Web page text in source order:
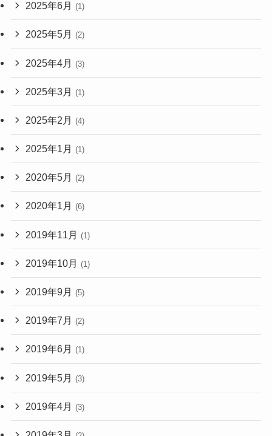
2025年6月 (1)
2025年5月 (2)
2025年4月 (3)
2025年3月 (1)
2025年2月 (4)
2025年1月 (1)
2020年5月 (2)
2020年1月 (6)
2019年11月 (1)
2019年10月 (1)
2019年9月 (5)
2019年7月 (2)
2019年6月 (1)
2019年5月 (3)
2019年4月 (3)